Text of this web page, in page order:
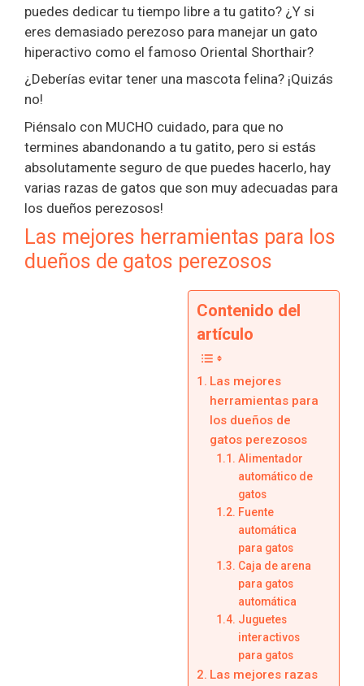
puedes dedicar tu tiempo libre a tu gatito? ¿Y si
eres demasiado perezoso para manejar un gato
hiperactivo como el famoso Oriental Shorthair?
¿Deberías evitar tener una mascota felina? ¡Quizás
no!
Piénsalo con MUCHO cuidado, para que no
termines abandonando a tu gatito, pero si estás
absolutamente seguro de que puedes hacerlo, hay
varias razas de gatos que son muy adecuadas para
los dueños perezosos!
Las mejores herramientas para los
dueños de gatos perezosos
Contenido del
artículo
Las mejores
herramientas para
los dueños de
gatos perezosos
Alimentador
automático de
gatos
Fuente
automática
para gatos
Caja de arena
para gatos
automática
Juguetes
interactivos
para gatos
Las mejores razas